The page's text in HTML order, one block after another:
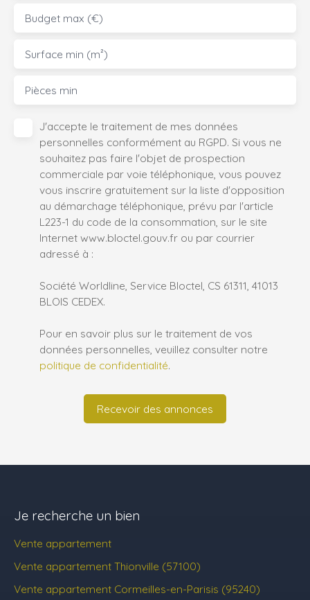
Budget max (€)
Surface min (m²)
Pièces min
J'accepte le traitement de mes données
personnelles conformément au RGPD. Si vous ne
souhaitez pas faire l'objet de prospection
commerciale par voie téléphonique, vous pouvez
vous inscrire gratuitement sur la liste d'opposition
au démarchage téléphonique, prévu par l'article
L223-1 du code de la consommation, sur le site
Internet www.bloctel.gouv.fr ou par courrier
adressé à :
Société Worldline, Service Bloctel, CS 61311, 41013
BLOIS CEDEX.
Pour en savoir plus sur le traitement de vos
données personnelles, veuillez consulter notre
politique de confidentialité.
Recevoir des annonces
Je recherche un bien
Vente appartement
Vente appartement Thionville (57100)
Vente appartement Cormeilles-en-Parisis (95240)